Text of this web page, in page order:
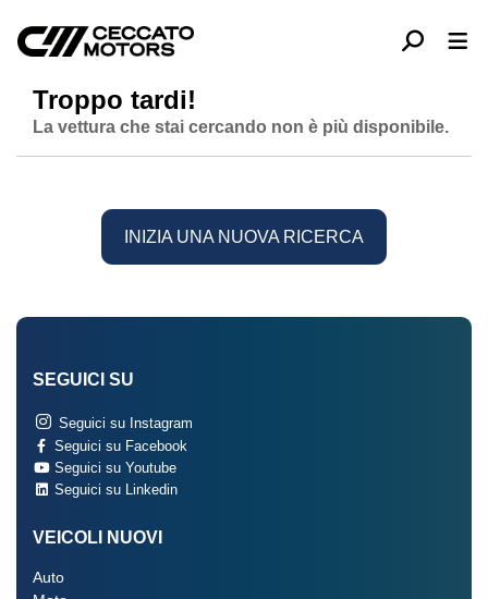
Troppo tardi!
La vettura che stai cercando non è più disponibile.
INIZIA UNA NUOVA RICERCA
SEGUICI SU
Seguici su Instagram
Seguici su Facebook
Seguici su Youtube
Seguici su Linkedin
VEICOLI NUOVI
Auto